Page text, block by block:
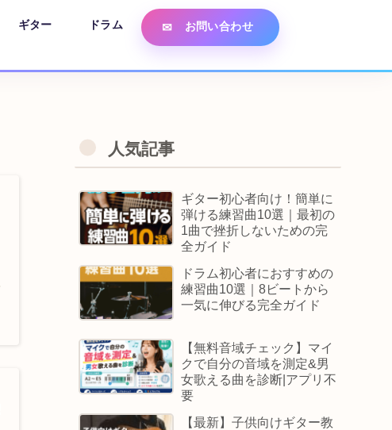
ギター ドラム お問い合わせ
人気記事
ギター初心者向け！簡単に
弾ける練習曲10選｜最初の
1曲で挫折しないための完
全ガイド
ドラム初心者におすすめの
練習曲10選｜8ビートから
一気に伸びる完全ガイド
【無料音域チェック】マイ
クで自分の音域を測定&男
女歌える曲を診断|アプリ不
要
【最新】子供向けギター教